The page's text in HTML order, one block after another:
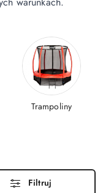
Trampoliny
Filtruj